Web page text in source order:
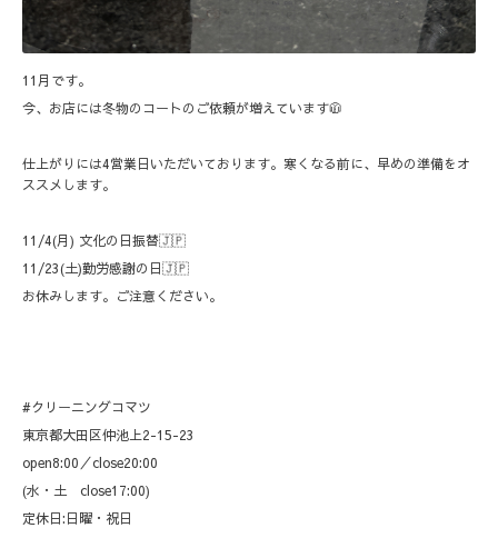
11月です。
今、お店には冬物のコートのご依頼が増えています🧥
仕上がりには4営業日いただいております。寒くなる前に、早めの準備をオ
ススメします。
11/4(月) 文化の日振替🇯🇵
11/23(土)勤労感謝の日🇯🇵
お休みします。ご注意ください。
#クリーニングコマツ
東京都大田区仲池上2-15-23
open8:00／close20:00
(水・土 close17:00)
定休日:日曜・祝日